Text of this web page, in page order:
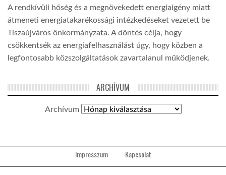
A rendkívüli hőség és a megnövekedett energiaigény miatt
átmeneti energiatakarékossági intézkedéseket vezetett be
Tiszaújváros önkormányzata. A döntés célja, hogy
csökkentsék az energiafelhasználást úgy, hogy közben a
legfontosabb közszolgáltatások zavartalanul működjenek.
ARCHÍVUM
Archívum
Impresszum Kapcsolat